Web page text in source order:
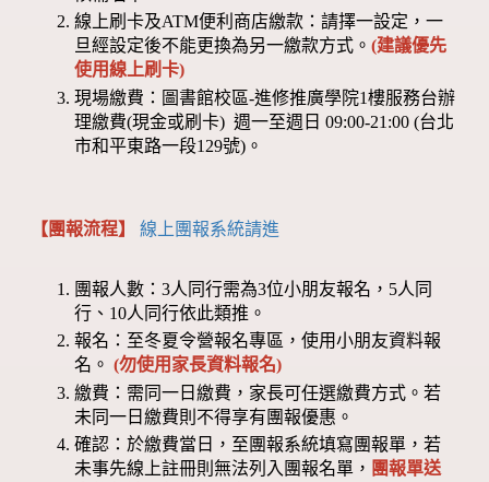
線上刷卡及ATM便利商店繳款：請擇一設定，一
旦經設定後不能更換為另一繳款方式。(建議優先
使用線上刷卡)
現場繳費：圖書館校區-進修推廣學院1樓服務台辦
理繳費(現金或刷卡) 週一至週日 09:00-21:00 (台北
市和平東路一段129號)。
【團報流程】線上團報系統請進
團報人數：3人同行需為3位小朋友報名，5人同
行、10人同行依此類推。
報名：至冬夏令營報名專區，使用小朋友資料報
名。 (勿使用家長資料報名)
繳費：需同一日繳費，家長可任選繳費方式。若
未同一日繳費則不得享有團報優惠。
確認：於繳費當日，至團報系統填寫團報單，若
未事先線上註冊則無法列入團報名單， 團報單送